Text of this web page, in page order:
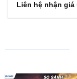
Liên hệ nhận giá